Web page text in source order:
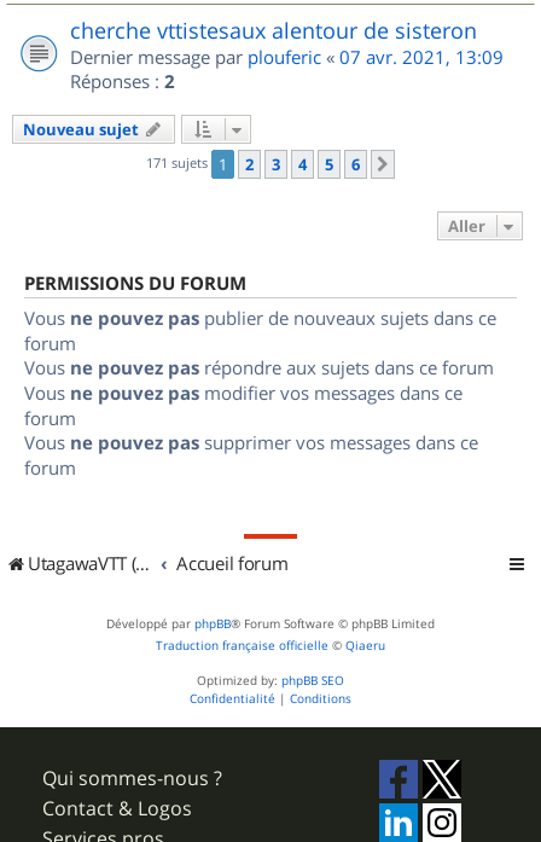
cherche vttistesaux alentour de sisteron
Dernier message par plouferic « 07 avr. 2021, 13:09
Réponses : 2
Nouveau sujet
171 sujets 1 2 3 4 5 6
Aller
PERMISSIONS DU FORUM
Vous ne pouvez pas publier de nouveaux sujets dans ce
forum
Vous ne pouvez pas répondre aux sujets dans ce forum
Vous ne pouvez pas modifier vos messages dans ce
forum
Vous ne pouvez pas supprimer vos messages dans ce
forum
UtagawaVTT (Randos VTT et VTTAE avec traces GPS) Accueil forum
Développé par phpBB® Forum Software © phpBB Limited
Traduction française officielle © Qiaeru
Optimized by: phpBB SEO
Confidentialité | Conditions
Qui sommes-nous ?
Contact & Logos